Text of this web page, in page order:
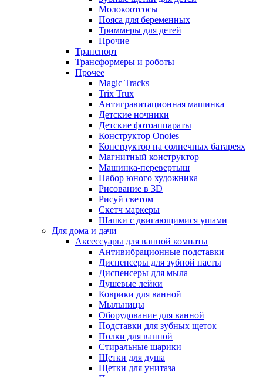
Молокоотсосы
Пояса для беременных
Триммеры для детей
Прочие
Транспорт
Трансформеры и роботы
Прочее
Magic Tracks
Trix Trux
Антигравитационная машинка
Детские ночники
Детские фотоаппараты
Конструктор Onoies
Конструктор на солнечных батареях
Магнитный конструктор
Машинка-перевертыш
Набор юного художника
Рисование в 3D
Рисуй светом
Скетч маркеры
Шапки с двигающимися ушами
Для дома и дачи
Аксессуары для ванной комнаты
Антивибрационные подставки
Диспенсеры для зубной пасты
Диспенсеры для мыла
Душевые лейки
Коврики для ванной
Мыльницы
Оборудование для ванной
Подставки для зубных щеток
Полки для ванной
Стиральные шарики
Щетки для душа
Щетки для унитаза